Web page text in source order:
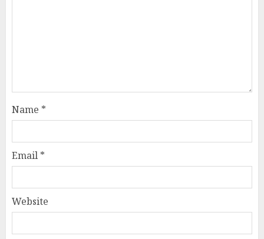
Name *
Email *
Website